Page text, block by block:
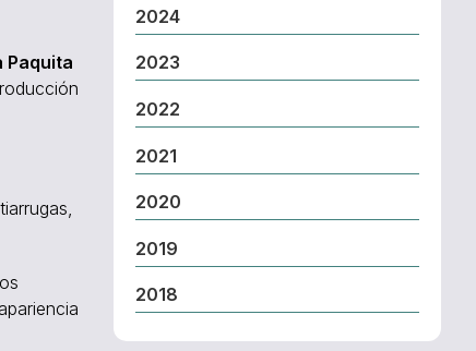
Paquita
2024
2023
2022
2021
2020
2019
2018